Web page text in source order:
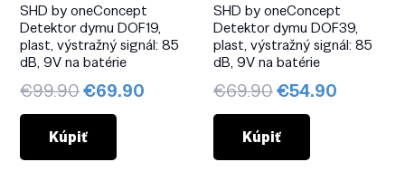
SHD by oneConcept
Detektor dymu DOF19,
plast, výstražný signál: 85
dB, 9V na batérie
€99.90Pôvodná
cena
bola:
€99.90.
€69.90 Aktuálna
Kúpiť
SHD by oneConcept
Detektor dymu DOF39,
plast, výstražný signál: 85
dB, 9V na batérie
€69.90Pôvodná
cena
bola:
€69.90.
€54.90
Kúpiť